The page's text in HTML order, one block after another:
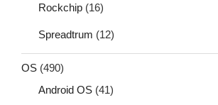
Rockchip (16)
Spreadtrum (12)
OS (490)
Android OS (41)